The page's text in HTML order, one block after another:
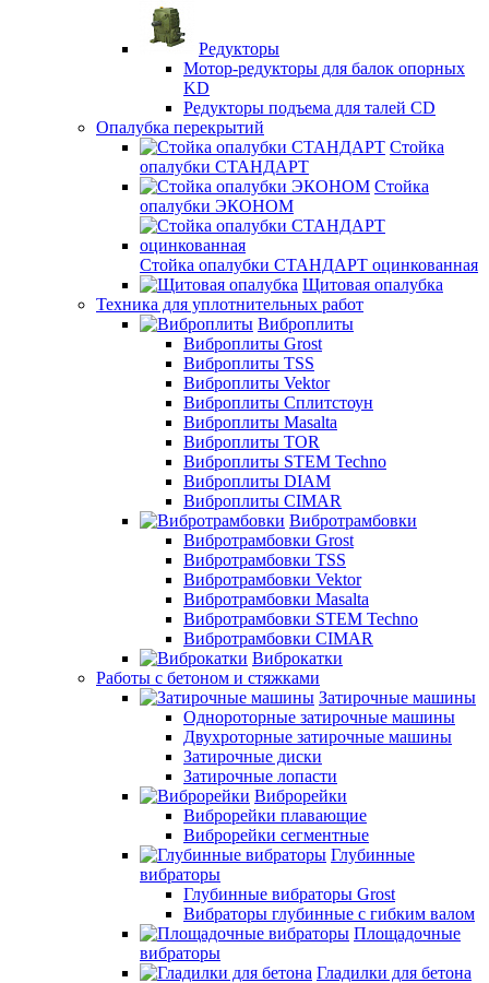
Редукторы
Мотор-редукторы для балок опорных
KD
Редукторы подъема для талей CD
Опалубка перекрытий
Стойка
опалубки СТАНДАРТ
Стойка
опалубки ЭКОНОМ
Стойка опалубки СТАНДАРТ оцинкованная
Щитовая опалубка
Техника для уплотнительных работ
Виброплиты
Виброплиты Grost
Виброплиты TSS
Виброплиты Vektor
Виброплиты Сплитстоун
Виброплиты Masalta
Виброплиты TOR
Виброплиты STEM Techno
Виброплиты DIAM
Виброплиты CIMAR
Вибротрамбовки
Вибротрамбовки Grost
Вибротрамбовки TSS
Вибротрамбовки Vektor
Вибротрамбовки Masalta
Вибротрамбовки STEM Techno
Вибротрамбовки CIMAR
Виброкатки
Работы с бетоном и стяжками
Затирочные машины
Однороторные затирочные машины
Двухроторные затирочные машины
Затирочные диски
Затирочные лопасти
Виброрейки
Виброрейки плавающие
Виброрейки сегментные
Глубинные
вибраторы
Глубинные вибраторы Grost
Вибраторы глубинные с гибким валом
Площадочные
вибраторы
Гладилки для бетона